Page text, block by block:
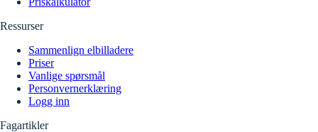
Ressurser
Sammenlign elbilladere
Priser
Vanlige spørsmål
Personvernerklæring
Logg inn
Fagartikler